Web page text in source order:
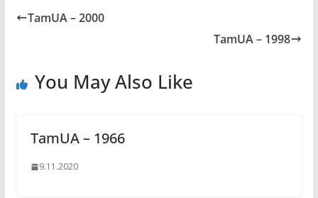
TamUA – 2000
TamUA – 1998
You May Also Like
TamUA – 1966
9.11.2020